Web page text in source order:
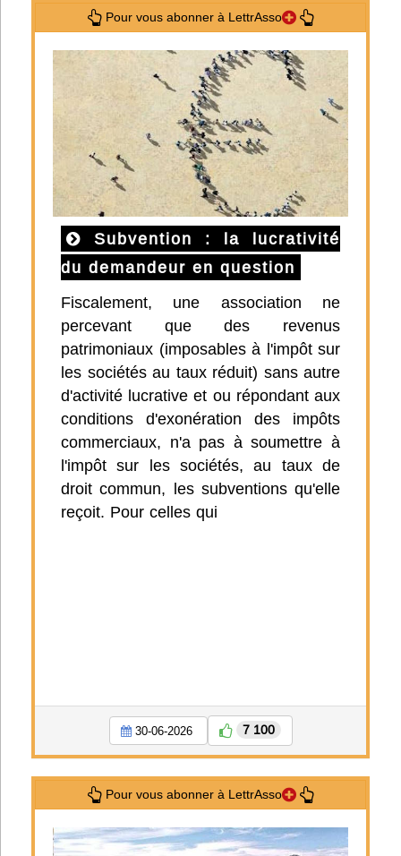
Pour vous abonner à LettrAsso
Subvention : la lucrativité
du demandeur en question
Fiscalement, une association ne
percevant que des revenus
patrimoniaux (imposables à l'impôt sur
les sociétés au taux réduit) sans autre
d'activité lucrative et ou répondant aux
conditions d'exonération des impôts
commerciaux, n'a pas à soumettre à
l'impôt sur les sociétés, au taux de
droit commun, les subventions qu'elle
reçoit. Pour celles qui
30-06-2026 7 100
Pour vous abonner à LettrAsso